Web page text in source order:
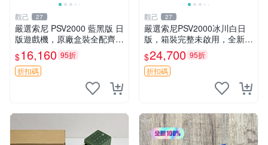
觀己 27
嚴選索尼 PSV2000 藍黑版 日
版遊戲機，原廠盒裝全配齊，
近乎全新狀態，中古精品值得
收藏 PSV2000 日版 游戲機
紅包裝
$16,160 95折
折扣碼
觀己 27
嚴選索尼PSV2000冰川白日
版，箱裝完整未啟用，全新如
初體驗電子新品推薦遊戲掌機
嚴選收藏 psv2000 日版 新三
色冰川 白 新品 掌上遊戲機
$24,700 95折
折扣碼